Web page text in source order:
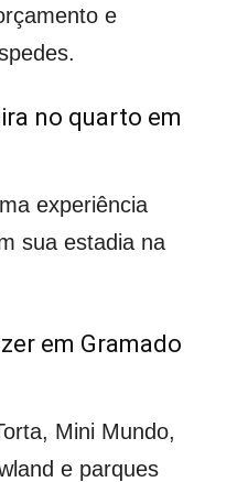
e
no quarto em
experiência
sua estadia na
em Gramado
Mini Mundo,
e parques